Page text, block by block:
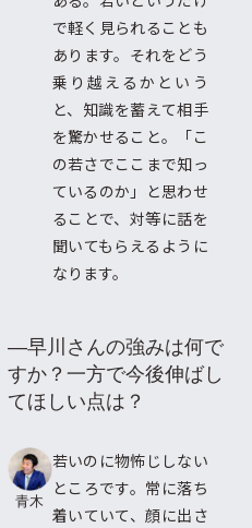
で軽く見られることも
あります。それをどう
乗り越えるかという
と、知識を蓄えて相手
を驚かせること。「こ
の若さでここまで知っ
ているのか」と思わせ
ることで、対等に話を
聞いてもらえるように
なります。
―早川さんの強みは何で
すか？一方で今後伸ばし
てほしい点は？
青木
若いのに物怖じしない
ところです。常に落ち
着いていて、顔に出さ